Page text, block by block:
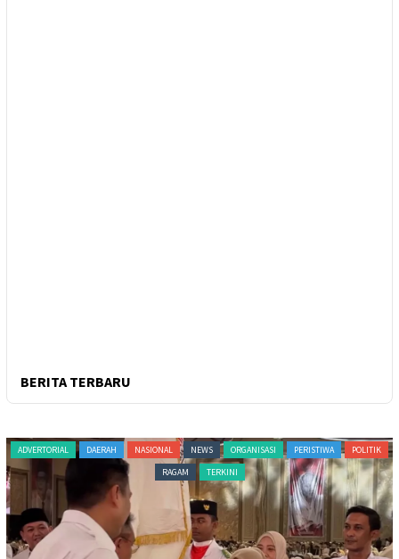
BERITA TERBARU
ADVERTORIAL DAERAH NASIONAL NEWS ORGANISASI PERISTIWA
POLITIK
RAGAM
TERKINI